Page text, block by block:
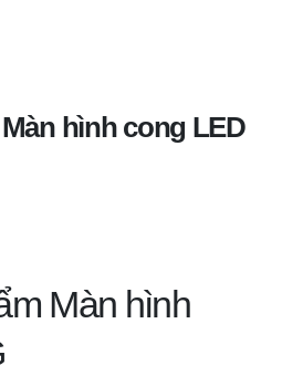
hình cong LED
Màn hình